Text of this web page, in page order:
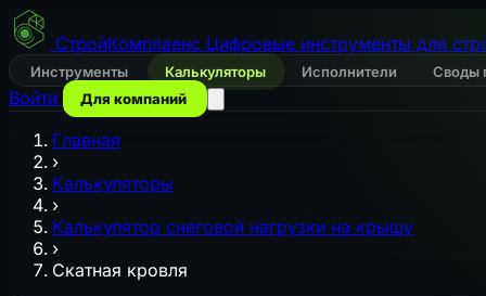
СтройКомплаенс Цифровые инструменты для
Инструменты Калькуляторы Исполнители Своды
Войти Для компаний
Главная
›
Калькуляторы
›
Калькулятор снеговой нагрузки на крышу
›
Скатная кровля